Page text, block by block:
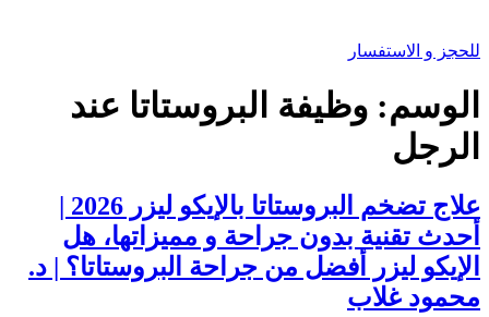
للحجز و الاستفسار
الوسم: وظيفة البروستاتا عند
الرجل
أحدث تقنية بدون جراحة و مميزاتها، هل
الإيكو ليزر أفضل من جراحة البروستاتا؟ | د.
محمود غلاب